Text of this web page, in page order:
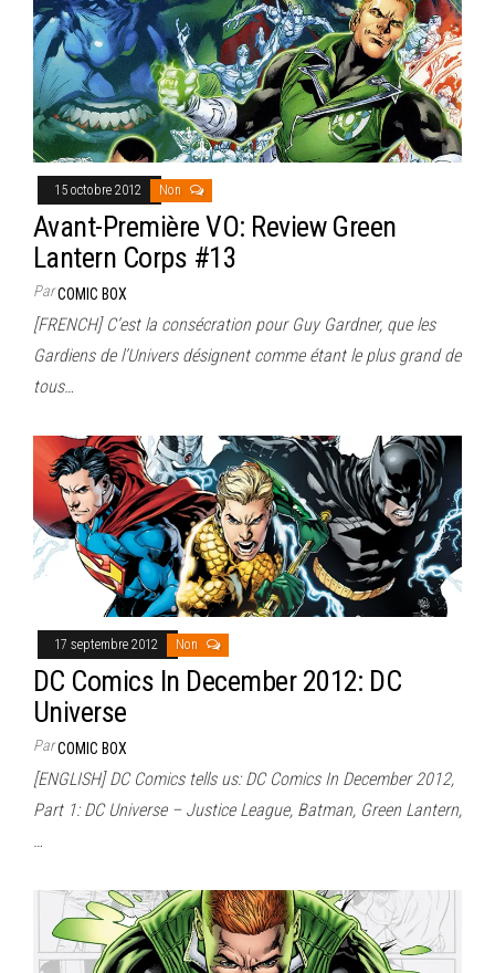
15 octobre 2012 Non
Avant-Première VO: Review Green
Lantern Corps #13
ParCOMIC BOX
[FRENCH] C’est la consécration pour Guy Gardner, que les
Gardiens de l’Univers désignent comme étant le plus grand de
tous…
17 septembre 2012 Non
DC Comics In December 2012: DC
Universe
ParCOMIC BOX
[ENGLISH] DC Comics tells us: DC Comics In December 2012,
Part 1: DC Universe – Justice League, Batman, Green Lantern,
…